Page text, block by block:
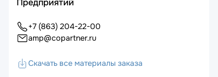
Предприятий
+7 (863) 204-22-00
amp@copartner.ru
Скачать все материалы заказа